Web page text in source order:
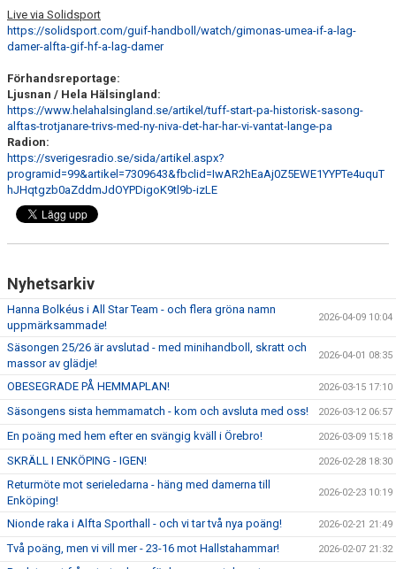
Live via Solidsport
https://solidsport.com/guif-handboll/watch/gimonas-umea-if-a-lag-
damer-alfta-gif-hf-a-lag-damer
Förhandsreportage:
Ljusnan / Hela Hälsingland:
https://www.helahalsingland.se/artikel/tuff-start-pa-historisk-sasong-
alftas-trotjanare-trivs-med-ny-niva-det-har-har-vi-vantat-lange-pa
Radion:
https://sverigesradio.se/sida/artikel.aspx?
programid=99&artikel=7309643&fbclid=IwAR2hEaAj0Z5EWE1YYPTe4uquT
hJHqtgzb0aZddmJdOYPDigoK9tl9b-izLE
Nyhetsarkiv
Hanna Bolkéus i All Star Team - och flera gröna namn
uppmärksammade!
2026-04-09 10:04
Säsongen 25/26 är avslutad - med minihandboll, skratt och
massor av glädje!
2026-04-01 08:35
OBESEGRADE PÅ HEMMAPLAN! 2026-03-15 17:10
Säsongens sista hemmamatch - kom och avsluta med oss! 2026-03-12 06:57
En poäng med hem efter en svängig kväll i Örebro! 2026-03-09 15:18
SKRÄLL I ENKÖPING - IGEN! 2026-02-28 18:30
Returmöte mot serieledarna - häng med damerna till
Enköping!
2026-02-23 10:19
Nionde raka i Alfta Sporthall - och vi tar två nya poäng! 2026-02-21 21:49
Två poäng, men vi vill mer - 23-16 mot Hallstahammar! 2026-02-07 21:32